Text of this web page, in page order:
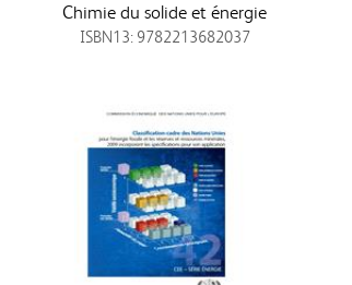
Chimie du solide et énergie
ISBN13: 9782213682037